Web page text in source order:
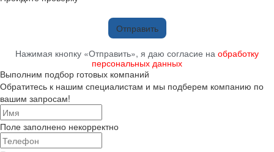
Отправить
Нажимая кнопку «Отправить», я даю согласие на обработку
персональных данных
Выполним подбор готовых компаний
Обратитесь к нашим специалистам и мы подберем компанию по
вашим запросам!
Поле заполнено некорректно